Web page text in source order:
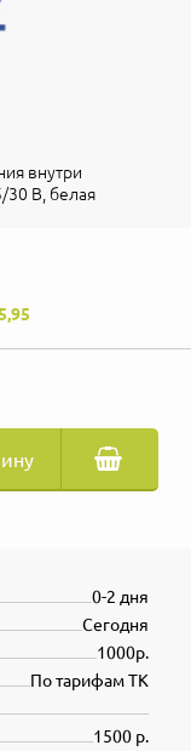
внутри
В, белая
0-2 дня
Сегодня
1000р.
По тарифам ТК
1500 р.